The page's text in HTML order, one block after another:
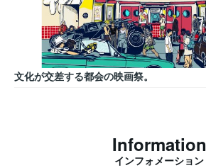
文化が交差する都会の映画祭。
Information
インフォメーション